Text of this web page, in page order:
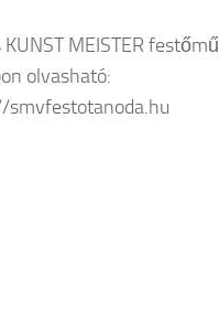
MEISTER
olvasható: